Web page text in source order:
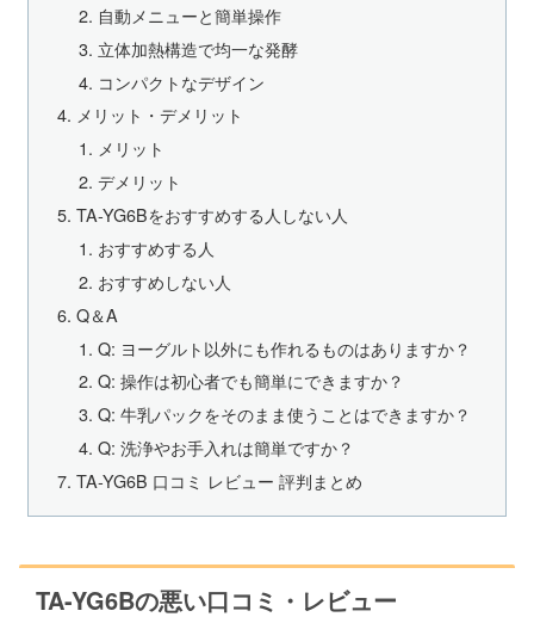
自動メニューと簡単操作
立体加熱構造で均一な発酵
コンパクトなデザイン
メリット・デメリット
メリット
デメリット
‎TA-YG6Bをおすすめする人しない人
おすすめする人
おすすめしない人
Q＆A
Q: ヨーグルト以外にも作れるものはありますか？
Q: 操作は初心者でも簡単にできますか？
Q: 牛乳パックをそのまま使うことはできますか？
Q: 洗浄やお手入れは簡単ですか？
‎TA-YG6B 口コミ レビュー 評判まとめ
‎TA-YG6Bの悪い口コミ・レビュー